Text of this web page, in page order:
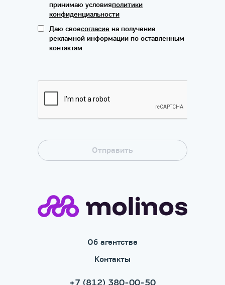
Об агентстве
Контакты
+7 (812) 380-00-50
принимаю условияполитики
конфиденциальности
Даю своесогласие на получение
рекламной информации по оставленным
контактам